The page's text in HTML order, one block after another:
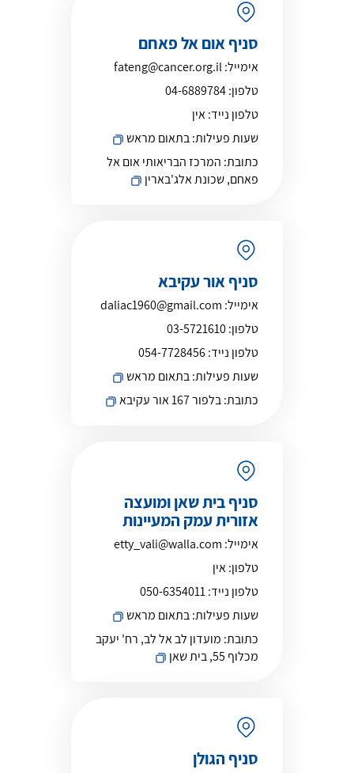
סניף אום אל פאחם
אימייל:fateng@cancer.org.il
טלפון:04-6889784
טלפון נייד:אין
שעות פעילות:בתאום מראש
כתובת: המרכז הבריאותי אום אל
פאחם, שכונת אלג'בארין
סניף אור עקיבא
אימייל: daliac1960@gmail.com
טלפון:03-5721610
טלפון נייד:054-7728456
שעות פעילות:בתאום מראש
כתובת:בלפור 167 אור עקיבא
סניף בית שאן ומועצה
אזורית עמק המעיינות
אימייל: etty_vali@walla.com
טלפון:אין
טלפון נייד:050-6354011
שעות פעילות:בתאום מראש
כתובת: מועדון לב אל לב, רח' יעקב
מכלוף 55, בית שאן
סניף הגולן